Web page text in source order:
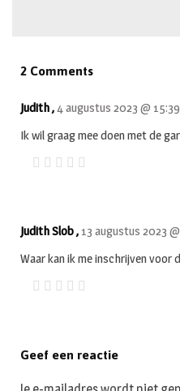
2 Comments
Judith ,4 augustus 2023 @ 15:39
Ik wil graag mee doen met de
Judith Slob , 13 augustus 2023
Waar kan ik me inschrijven voor
Geef een reactie